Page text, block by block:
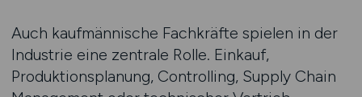
Auch kaufmännische Fachkräfte spielen in der
Industrie eine zentrale Rolle. Einkauf,
Produktionsplanung, Controlling, Supply Chain